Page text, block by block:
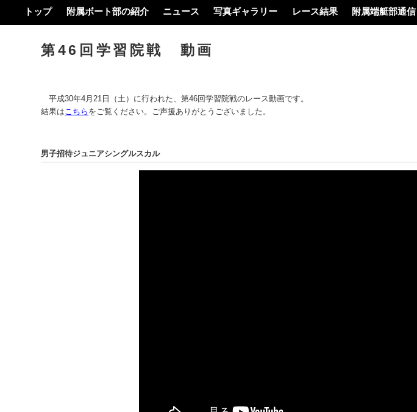
トップ 附属ボート部の紹介 ニュース 写真ギャラリー レース結果 附属端艇部通信
第46回学習院戦 動画
平成30年4月21日（土）に行われた、第46回学習院戦のレース動画です。
結果は こちら をご覧ください。ご声援ありがとうございました。
男子招待ジュニアシングルスカル